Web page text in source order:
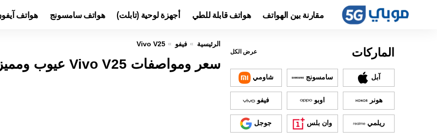
مقارنة بين الهواتف هواتف قابلة للطي أجهزة لوحية (تابلت) هواتف سامسونج هواتف
الرئيسية فيفو Vivo V25
سعر ومواصفات Vivo V25 عيوب ومميزات
الماركات عرض الكل
آبل سامسونج شاومي
هونر اوبو فيفو
ريلمي وان بلس جوجل